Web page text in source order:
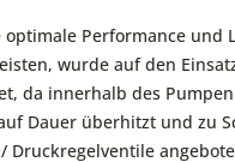
optimale Performance und
wurde auf den
da innerhalb des
Dauer überhitzt und zu
/ Druckregelventile